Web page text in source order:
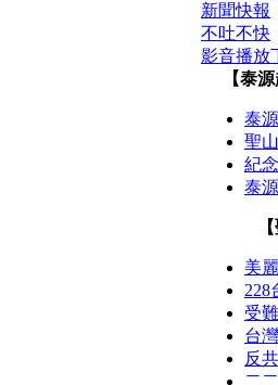
新聞快報
不吐不快
影音播放
【泰
泰
聖
紀
泰
美
228
受
台
反
二